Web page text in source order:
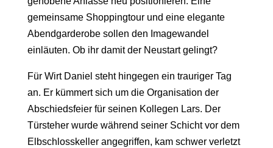
gemeinsame Shoppingtour und eine elegante
Abendgarderobe sollen den Imagewandel
einläuten. Ob ihr damit der Neustart gelingt?
Für Wirt Daniel steht hingegen ein trauriger Tag
an. Er kümmert sich um die Organisation der
Abschiedsfeier für seinen Kollegen Lars. Der
Türsteher wurde während seiner Schicht vor dem
Elbschlosskeller angegriffen, kam schwer verletzt